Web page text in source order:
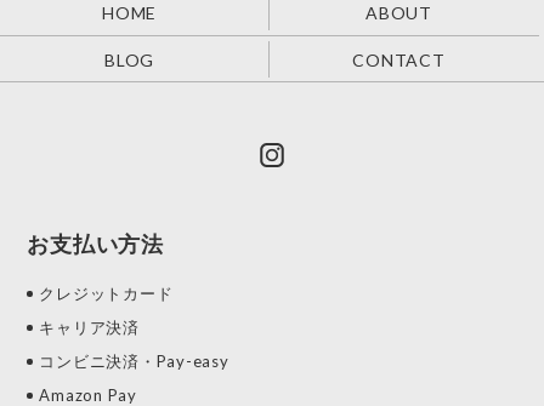
HOME ABOUT
BLOG CONTACT
お支払い方法
クレジットカード
キャリア決済
コンビニ決済・Pay-easy
Amazon Pay